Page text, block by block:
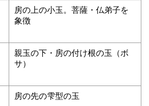
房の上の小玉。菩薩・仏弟子を
象徴
親玉の下・房の付け根の玉（ボ
サ）
房の先の雫型の玉